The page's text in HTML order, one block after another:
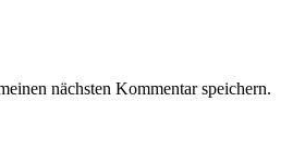
nächsten Kommentar speichern.